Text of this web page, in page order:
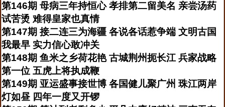
第146期 母病三年持恒心 孝排第二留美名 亲尝汤药
试苦烫 难得皇家也真情
第147期 接二连三为海疆 各说各话惹争端 文明古国
我最早 实力信心敢冲关
第148期 鱼米之乡荷花艳 古城荆州扼长江 兵家战略
第一位 五虎上将执成鞭
第149期 亚运盛事接世博 各国健儿聚广州 珠江两岸
灯如昼 四年一度又开锣